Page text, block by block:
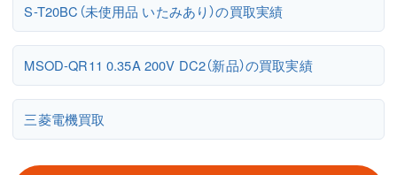
S-T20BC（未使用品 いたみあり）の買取実績
MSOD-QR11 0.35A 200V DC2（新品）の買取実績
三菱電機買取